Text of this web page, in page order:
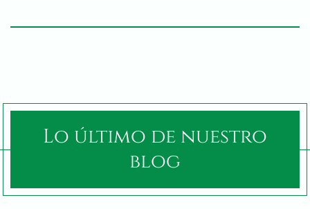
Lo último de nuestro
blog